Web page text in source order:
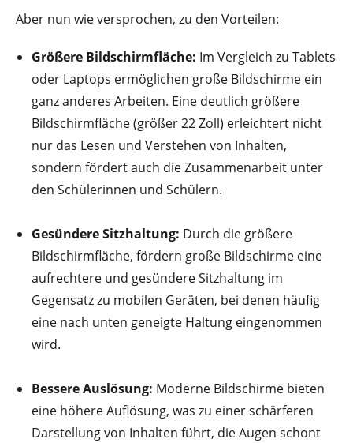
Aber nun wie versprochen, zu den Vorteilen:
Größere Bildschirmfläche: Im Vergleich zu Tablets
oder Laptops ermöglichen große Bildschirme ein
ganz anderes Arbeiten. Eine deutlich größere
Bildschirmfläche (größer 22 Zoll) erleichtert nicht
nur das Lesen und Verstehen von Inhalten,
sondern fördert auch die Zusammenarbeit unter
den Schülerinnen und Schülern.
Gesündere Sitzhaltung: Durch die größere
Bildschirmfläche, fördern große Bildschirme eine
aufrechtere und gesündere Sitzhaltung im
Gegensatz zu mobilen Geräten, bei denen häufig
eine nach unten geneigte Haltung eingenommen
wird.
Bessere Auslösung: Moderne Bildschirme bieten
eine höhere Auflösung, was zu einer schärferen
Darstellung von Inhalten führt, die Augen schont